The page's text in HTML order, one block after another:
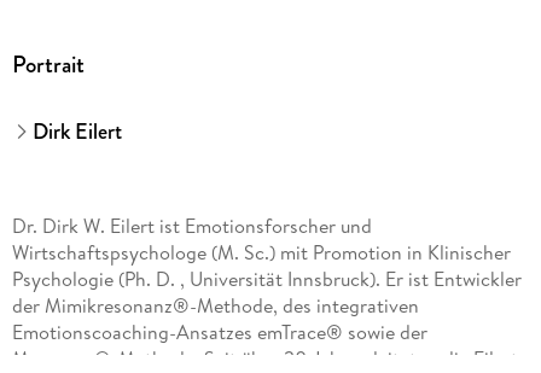
Portrait
Dirk Eilert
Dr. Dirk W. Eilert ist Emotionsforscher und
Wirtschaftspsychologe (M. Sc.) mit Promotion in Klinischer
Psychologie (Ph. D. , Universität Innsbruck). Er ist Entwickler
der Mimikresonanz®-Methode, des integrativen
Emotionscoaching-Ansatzes emTrace® sowie der
Mesource®-Methode. Seit über 20 Jahren leitet er die Eilert-